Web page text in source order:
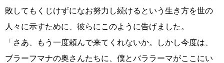
敗してもくじけずになお努力し続けるという生き方を世の
人々に示すために、彼らにこのように告げました。
「さあ、もう一度頼んで来てくれないか。しかし今度は、
ブラーフマナの奥さんたちに、僕とバララーマがここにい